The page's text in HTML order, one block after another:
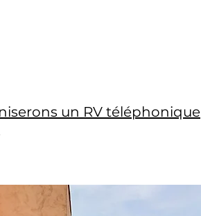
un RV téléphonique